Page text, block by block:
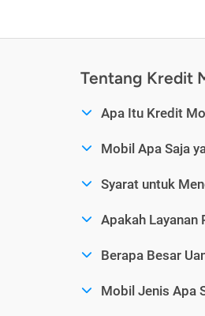
Tentang Kredit
Apa Itu Kredit
Mobil Apa Saja
Syarat untuk
Apakah Layanan
Berapa Besar
Mobil Jenis Apa